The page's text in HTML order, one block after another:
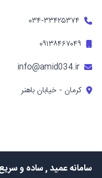
۰۳۴-۳۳۴۲۵۳۷۴
۰۹۱۳۸۴۶۷۰۴۹
info@amid034.ir
کرمان - خیابان باهنر
سامانه عمید , ساده و